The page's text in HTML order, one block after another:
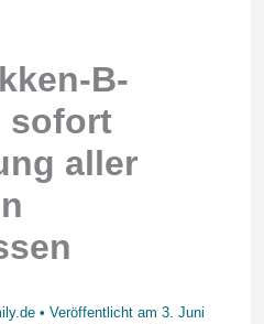
B-
sofort
aller
• Veröffentlicht am 3. Juni